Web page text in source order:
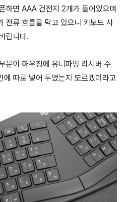
하면 AAA 건전지 2개가 들어있으며
전류 흐름을 막고 있으니 키보드 사
랍니다.
분이 하우징에 유니파잉 리시버 수
에 따로 넣어 두었는지 모르겠더라고